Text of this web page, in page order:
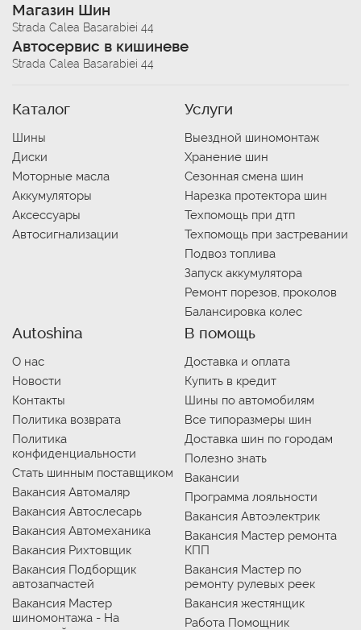
Магазин Шин
Strada Calea Basarabiei 44
Автосервис в кишиневе
Strada Calea Basarabiei 44
Каталог
Шины
Диски
Моторные масла
Аккумуляторы
Аксессуары
Автосигнализации
Услуги
Выездной шиномонтаж
Хранение шин
Сезонная смена шин
Нарезка протектора шин
Техпомощь при дтп
Техпомощь при застревании
Подвоз топлива
Запуск аккумулятора
Ремонт порезов, проколов
Балансировка колес
Autoshina
О нас
Новости
Контакты
Политика возврата
Политика
конфиденциальности
Стать шинным поставщиком
Вакансия Автомаляр
Вакансия Автослесарь
Вакансия Автомеханика
Вакансия Рихтовщик
Вакансия Подборщик
автозапчастей
Вакансия Мастер
шиномонтажа - На
В помощь
Доставка и оплата
Купить в кредит
Шины по автомобилям
Все типоразмеры шин
Доставка шин по городам
Полезно знать
Вакансии
Программа лояльности
Вакансия Автоэлектрик
Вакансия Мастер ремонта
КПП
Вакансия Мастер по
ремонту рулевых реек
Вакансия жестянщик
Работа Помощник